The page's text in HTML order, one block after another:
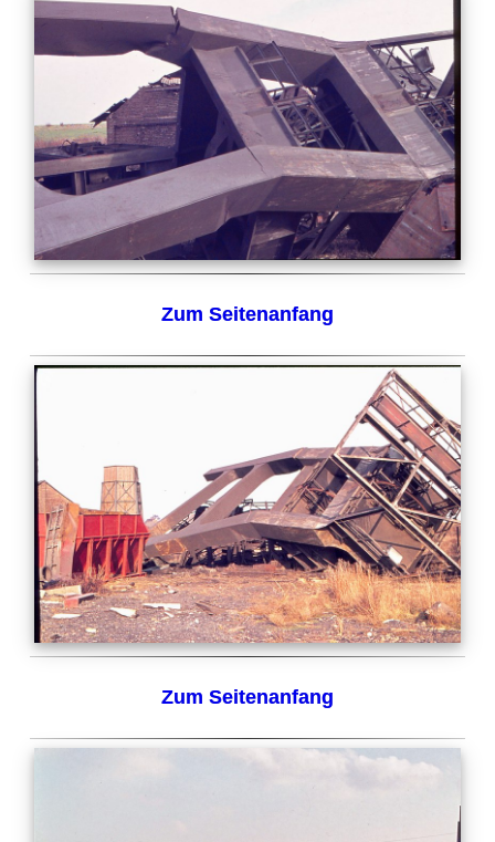
Zum Seitenanfang
Zum Seitenanfang